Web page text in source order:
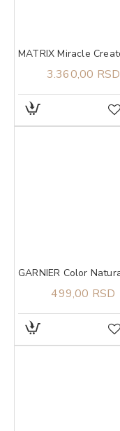
3.360,00 RSD
499,00 RSD